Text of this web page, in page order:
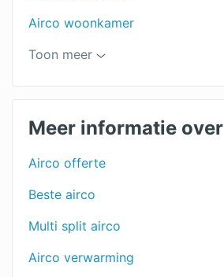
Airco woonkamer
Airco herstellen
Mobiele airco
Toon meer
Meer informatie over
Airco offerte
Beste airco
Multi split airco
Airco verwarming